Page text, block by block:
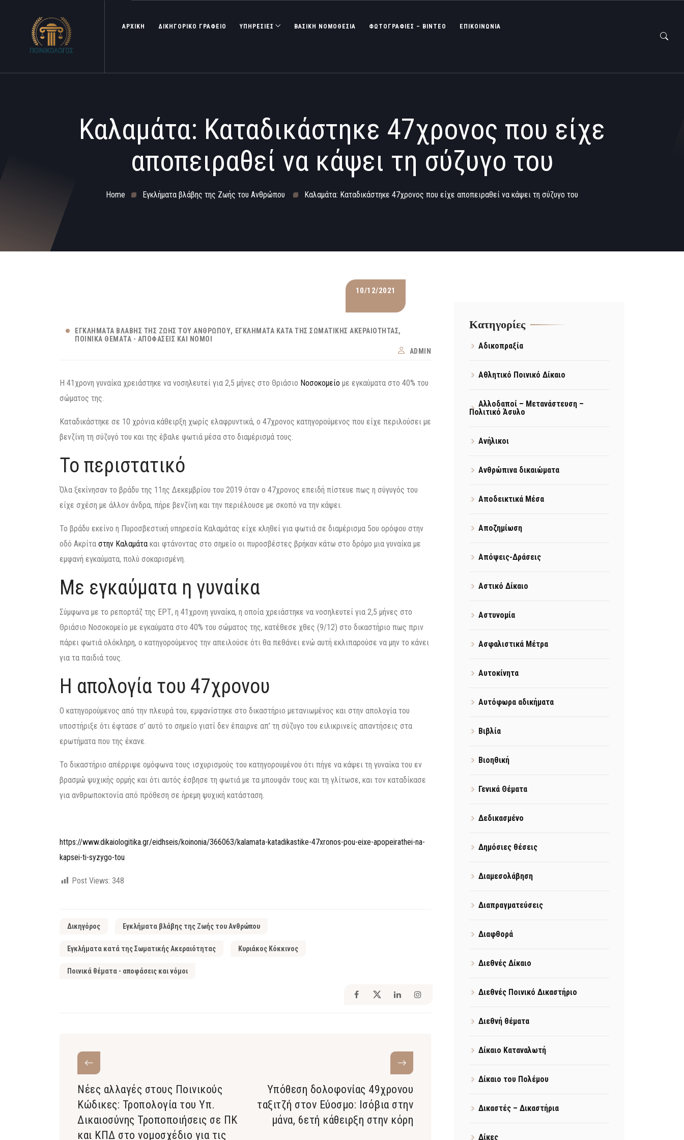
ΑΡΧΙΚΗ ΔΙΚΗΓΟΡΙΚΟ ΓΡΑΦΕΙΟ ΥΠΗΡΕΣΙΕΣ ΒΑΣΙΚΉ ΝΟΜΟΘΕΣΊΑ ΦΩΤΟΓΡΑΦΊΕΣ – ΒΊΝΤΕΟ ΕΠΙΚΟΙΝΩΝΙΑ
Καλαμάτα: Καταδικάστηκε 47χρονος που είχε
αποπειραθεί να κάψει τη σύζυγο του
Home Εγκλήματα βλάβης της Ζωής του Ανθρώπου Καλαμάτα: Καταδικάστηκε 47χρονος που είχε αποπειραθεί να κάψει τη σύζυγο του
10/12/2021
ΕΓΚΛΉΜΑΤΑ ΒΛΆΒΗΣ ΤΗΣ ΖΩΉΣ ΤΟΥ ΑΝΘΡΏΠΟΥ
ΕΓΚΛΉΜΑΤΑ ΚΑΤΆ ΤΗΣ ΣΩΜΑΤΙΚΉΣ ΑΚΕΡΑΙΌΤΗΤΑΣ
ΠΟΙΝΙΚΆ ΘΈΜΑΤΑ - ΑΠΟΦΆΣΕΙΣ ΚΑΙ ΝΌΜΟΙ
ADMIN
H 41χρονη γυναίκα χρειάστηκε να νοσηλευτεί για 2,5 μήνες στο Θριάσιο Νοσοκομείο με εγκαύματα στο 40% του
σώματος της.
Καταδικάστηκε σε 10 χρόνια κάθειρξη χωρίς ελαφρυντικά, ο 47χρονος κατηγορούμενος που είχε περιλούσει με
βενζίνη τη σύζυγό του και της έβαλε φωτιά μέσα στο διαμέρισμά τους.
Το περιστατικό
Όλα ξεκίνησαν το βράδυ της 11ης Δεκεμβρίου του 2019 όταν ο 47χρονος επειδή πίστευε πως η σύγυγός του
είχε σχέση με άλλον άνδρα, πήρε βενζίνη και την περιέλουσε με σκοπό να την κάψει.
Το βράδυ εκείνο η Πυροσβεστική υπηρεσία Καλαμάτας είχε κληθεί για φωτιά σε διαμέρισμα 5ου ορόφου στην
οδό Ακρίτα στην Καλαμάτα και φτάνοντας στο σημείο οι πυροσβέστες βρήκαν κάτω στο δρόμο μια γυναίκα με
εμφανή εγκαύματα, πολύ σοκαρισμένη.
Με εγκαύματα η γυναίκα
Σύμφωνα με το ρεπορτάζ της ΕΡΤ, η 41χρονη γυναίκα, η οποία χρειάστηκε να νοσηλευτεί για 2,5 μήνες στο
Θριάσιο Νοσοκομείο με εγκαύματα στο 40% του σώματος της, κατέθεσε χθες (9/12) στο δικαστήριο πως πριν
πάρει φωτιά ολόκληρη, ο κατηγορούμενος την απειλούσε ότι θα πεθάνει ενώ αυτή εκλιπαρούσε να μην το κάνει
για τα παιδιά τους.
Η απολογία του 47χρονου
Ο κατηγορούμενος από την πλευρά του, εμφανίστηκε στο δικαστήριο μετανιωμένος και στην απολογία του
υποστήριξε ότι έφτασε σ’ αυτό το σημείο γιατί δεν έπαιρνε απ’ τη σύζυγο του ειλικρινείς απαντήσεις στα
ερωτήματα που της έκανε.
Το δικαστήριο απέρριψε ομόφωνα τους ισχυρισμούς του κατηγορουμένου ότι πήγε να κάψει τη γυναίκα του εν
βρασμώ ψυχικής ορμής και ότι αυτός έσβησε τη φωτιά με τα μπουφάν τους και τη γλίτωσε, και τον καταδίκασε
για ανθρωποκτονία από πρόθεση σε ήρεμη ψυχική κατάσταση.
https://www.dikaiologitika.gr/eidhseis/koinonia/366063/kalamata-katadikastike-47xronos-pou-eixe-apopeirathei-na-
kapsei-ti-syzygo-tou
Post Views: 348
Δικηγόρος Εγκλήματα βλάβης της Ζωής του Ανθρώπου
Εγκλήματα κατά της Σωματικής Ακεραιότητας Κυριάκος Κόκκινος
Ποινικά θέματα - αποφάσεις και νόμοι
Νέες αλλαγές στους Ποινικούς
Κώδικες: Τροπολογία του Υπ.
Δικαιοσύνης Τροποποιήσεις σε ΠΚ
και ΚΠΔ στο νομοσχέδιο για τις
Υπόθεση δολοφονίας 49χρονου
ταξιτζή στον Εύοσμο: Ισόβια στην
μάνα, 6ετή κάθειρξη στην κόρη
Kατηγορίες
Αδικοπραξία
Αθλητικό Ποινικό Δίκαιο
Αλλοδαποί – Μετανάστευση –
Πολιτικό Άσυλο
Ανήλικοι
Ανθρώπινα δικαιώματα
Αποδεικτικά Μέσα
Αποζημίωση
Απόψεις-Δράσεις
Αστικό Δίκαιο
Αστυνομία
Ασφαλιστικά Μέτρα
Αυτοκίνητα
Αυτόφωρα αδικήματα
Βιβλία
Βιοηθική
Γενικά Θέματα
Δεδικασμένο
Δημόσιες θέσεις
Διαμεσολάβηση
Διαπραγματεύσεις
Διαφθορά
Διεθνές Δίκαιο
Διεθνές Ποινικό Δικαστήριο
Διεθνή θέματα
Δίκαιο Καταναλωτή
Δίκαιο του Πολέμου
Δικαστές – Δικαστήρια
Δίκες